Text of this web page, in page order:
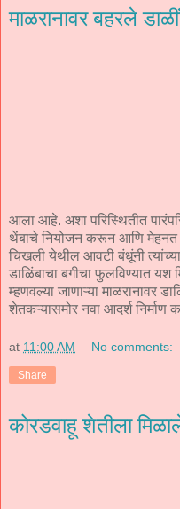
माळरानावर बहरले
आला आहे. अशा परिस्थितीत
थेंबाचे नियोजन करून आणि मेहनत व
चिखली येथील आवटी बंधूंनी
डाळिंबाचा बगीचा फुलविण्यात
म्हणवल्या जाणाऱ्या माळरानावर
शेतकऱ्यासमोर नवा आदर्श
at 11:00 AM No comments:
Share
कोरडवाहू शेतीला